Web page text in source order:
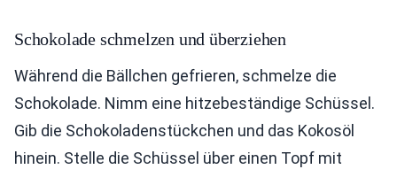
Schokolade schmelzen und überziehen
Während die Bällchen gefrieren, schmelze die
Schokolade. Nimm eine hitzebeständige Schüssel.
Gib die Schokoladenstückchen und das Kokosöl
hinein. Stelle die Schüssel über einen Topf mit